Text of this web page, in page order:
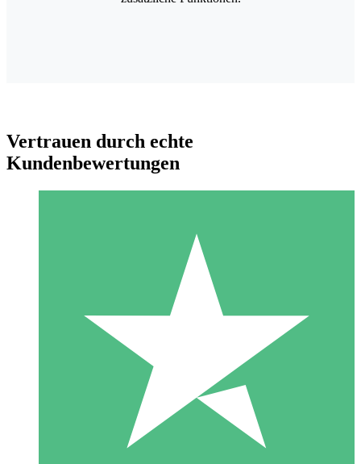
Individuelle Credit-Pakete
Zahlen Sie nach Bedarf mit Download-Credits. Keine
monatliche Verpflichtung erforderlich.
10 00
Vertrauen durch echte
Kundenbewertungen